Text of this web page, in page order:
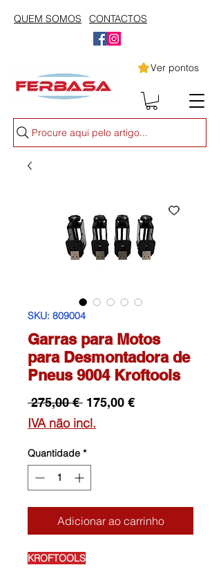
QUEM SOMOS CONTACTOS
Ver pontos
Procure aqui pelo artigo...
SKU: 809004
Garras para Motos
para Desmontadora de
Pneus 9004 Kroftools
275,00 € Preço
normal
175,00 €Preço
IVA não incl.
Quantidade *
Adicionar ao carrinho
KROFTOOLS